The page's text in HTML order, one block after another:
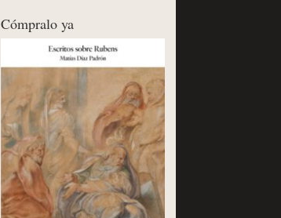
Cómpralo ya